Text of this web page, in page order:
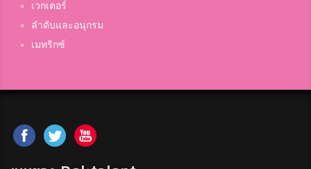
เวกเตอร์
ลำดับและอนุกรม
เมทริกซ์